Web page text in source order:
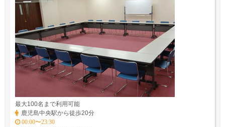
最大100名まで利用可能
鹿児島中央駅から徒歩20分
00:00〜23:30